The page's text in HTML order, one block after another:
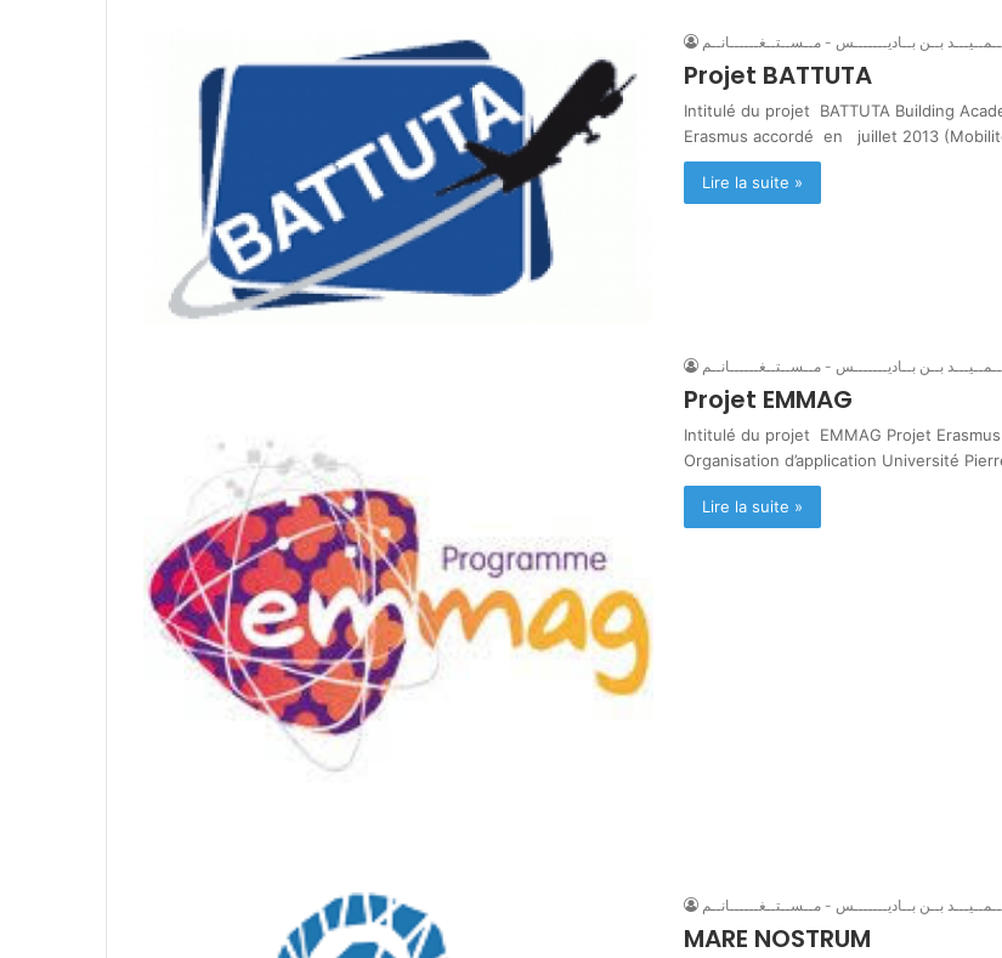
بــن بــاديـــــــس - مــســتــغــــــانــم
Projet BATTUTA
Intitulé du projet BATTUTA Building
Erasmus accordé en juillet 2013
Lire la suite »
بــن بــاديـــــــس - مــســتــغــــــانــم
Projet EMMAG
Intitulé du projet EMMAG Projet
Organisation d’application Université
Lire la suite »
بــن بــاديـــــــس - مــســتــغــــــانــم
MARE NOSTRUM